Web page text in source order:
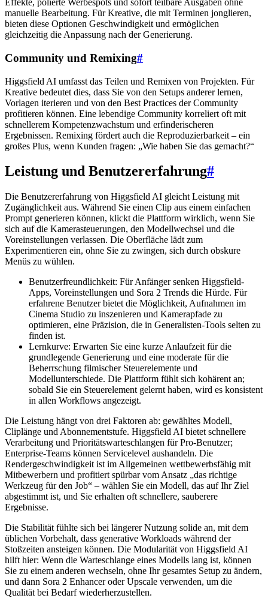
Effekte, polierte Werbespots und sofort teilbare Ausgaben ohne
manuelle Bearbeitung. Für Kreative, die mit Terminen jonglieren,
bieten diese Optionen Geschwindigkeit und ermöglichen
gleichzeitig die Anpassung nach der Generierung.
Community und Remixing#
Higgsfield AI umfasst das Teilen und Remixen von Projekten. Für
Kreative bedeutet dies, dass Sie von den Setups anderer lernen,
Vorlagen iterieren und von den Best Practices der Community
profitieren können. Eine lebendige Community korreliert oft mit
schnellerem Kompetenzwachstum und erfinderischeren
Ergebnissen. Remixing fördert auch die Reproduzierbarkeit – ein
großes Plus, wenn Kunden fragen: „Wie haben Sie das gemacht?“
Leistung und Benutzererfahrung#
Die Benutzererfahrung von Higgsfield AI gleicht Leistung mit
Zugänglichkeit aus. Während Sie einen Clip aus einem einfachen
Prompt generieren können, klickt die Plattform wirklich, wenn Sie
sich auf die Kamerasteuerungen, den Modellwechsel und die
Voreinstellungen verlassen. Die Oberfläche lädt zum
Experimentieren ein, ohne Sie zu zwingen, sich durch obskure
Menüs zu wühlen.
Benutzerfreundlichkeit: Für Anfänger senken Higgsfield-
Apps, Voreinstellungen und Sora 2 Trends die Hürde. Für
erfahrene Benutzer bietet die Möglichkeit, Aufnahmen im
Cinema Studio zu inszenieren und Kamerapfade zu
optimieren, eine Präzision, die in Generalisten-Tools selten zu
finden ist.
Lernkurve: Erwarten Sie eine kurze Anlaufzeit für die
grundlegende Generierung und eine moderate für die
Beherrschung filmischer Steuerelemente und
Modellunterschiede. Die Plattform fühlt sich kohärent an;
sobald Sie ein Steuerelement gelernt haben, wird es konsistent
in allen Workflows angezeigt.
Die Leistung hängt von drei Faktoren ab: gewähltes Modell,
Cliplänge und Abonnementstufe. Higgsfield AI bietet schnellere
Verarbeitung und Prioritätswarteschlangen für Pro-Benutzer;
Enterprise-Teams können Servicelevel aushandeln. Die
Rendergeschwindigkeit ist im Allgemeinen wettbewerbsfähig mit
Mitbewerbern und profitiert spürbar vom Ansatz „das richtige
Werkzeug für den Job“ – wählen Sie ein Modell, das auf Ihr Ziel
abgestimmt ist, und Sie erhalten oft schnellere, sauberere
Ergebnisse.
Die Stabilität fühlte sich bei längerer Nutzung solide an, mit dem
üblichen Vorbehalt, dass generative Workloads während der
Stoßzeiten ansteigen können. Die Modularität von Higgsfield AI
hilft hier: Wenn die Warteschlange eines Modells lang ist, können
Sie zu einem anderen wechseln, ohne Ihr gesamtes Setup zu ändern,
und dann Sora 2 Enhancer oder Upscale verwenden, um die
Qualität bei Bedarf wiederherzustellen.